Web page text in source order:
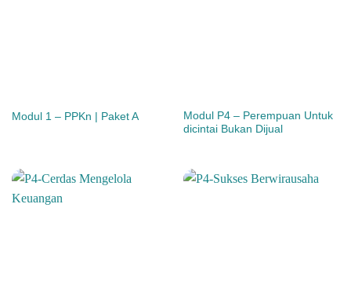
Modul 1 – PPKn | Paket A
Modul P4 – Perempuan Untuk
dicintai Bukan Dijual